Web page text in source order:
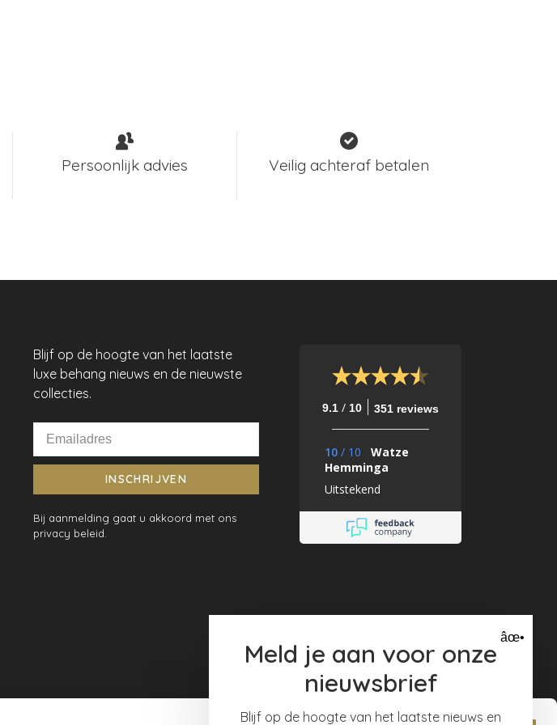
Persoonlijk advies Veilig achteraf betalen
Blijf op de hoogte van het laatste
luxe behang nieuws en de nieuwste
collecties.
INSCHRIJVEN
Bij aanmelding gaat u akkoord met ons
privacy beleid.
9.1 / 10 351 reviews
10 / 10
Watze
Hemminga
Uitstekend
âœ•
Meld je aan voor onze
nieuwsbrief
Blijf op de hoogte van het laatste nieuws en